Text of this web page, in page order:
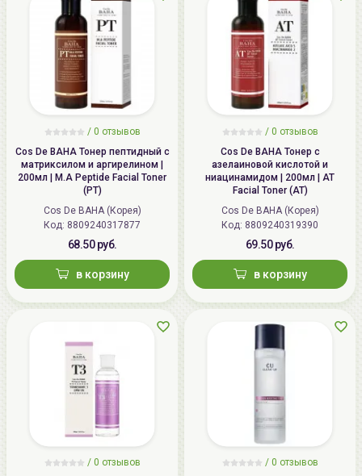
/ 0 отзывов
Cos De BAHA Тонер пептидный с
матриксилом и аргирелином |
200мл | M.A Peptide Facial Toner
(PT)
Cos De BAHA (Корея)
Код: 8809240317877
68.50 руб.
в корзину
/ 0 отзывов
Cos De BAHA Тонер с
азелаиновой кислотой и
ниацинамидом | 200мл | AT
Facial Toner (AT)
Cos De BAHA (Корея)
Код: 8809240319390
69.50 руб.
в корзину
/ 0 отзывов
/ 0 отзывов